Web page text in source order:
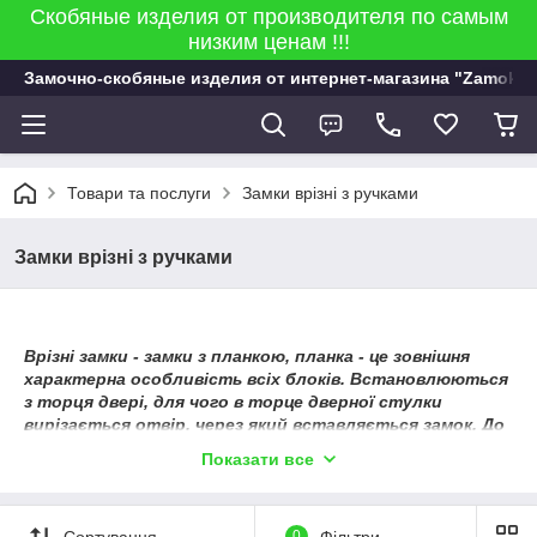
Скобяные изделия от производителя по самым
низким ценам !!!
Замочно-скобяные изделия от интернет-магазина "Zamok
Товари та послуги Замки врізні з ручками
Замки врізні з ручками
Врізні замки - замки з планкою, планка - це зовнішня
характерна особливість всіх блоків. Встановлюються
з торця двері, для чого в торце дверної стулки
вирізається отвір, через який вставляється замок. До
дверей замок утримує спеціальний кронштейн,
Показати все